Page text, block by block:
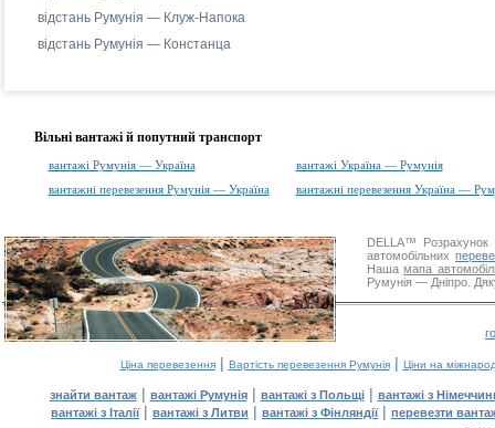
відстань Румунія — Клуж-Напока
відстань Румунія — Констанца
Вільні вантажі й попутний транспорт
вантажі Румунія — Україна
вантажі Україна — Румунія
вантажні перевезення Румунія — Україна
вантажні перевезення Україна —
DELLA™
Розрахунок
автомобільних
Нашамапа
Румунія — Дніпро.
Ціна перевезення| Вартість перевезення Румунія| Ціни на
знайти вантаж| вантажі Румунія| вантажі з Польщі| вантажі з
вантажі з Італії| вантажі з Литви | вантажі з Фінляндії| перевезти